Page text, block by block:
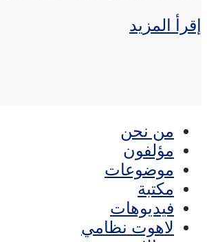
إقرأ المزيد
من نحن
مؤلفون
موضوعات
مكتبة
فيديوهات
لاهوت نظامي